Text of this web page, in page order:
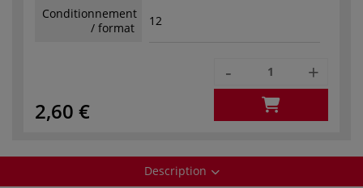
Conditionnement
/ format
12
2,60 €
- +
Description